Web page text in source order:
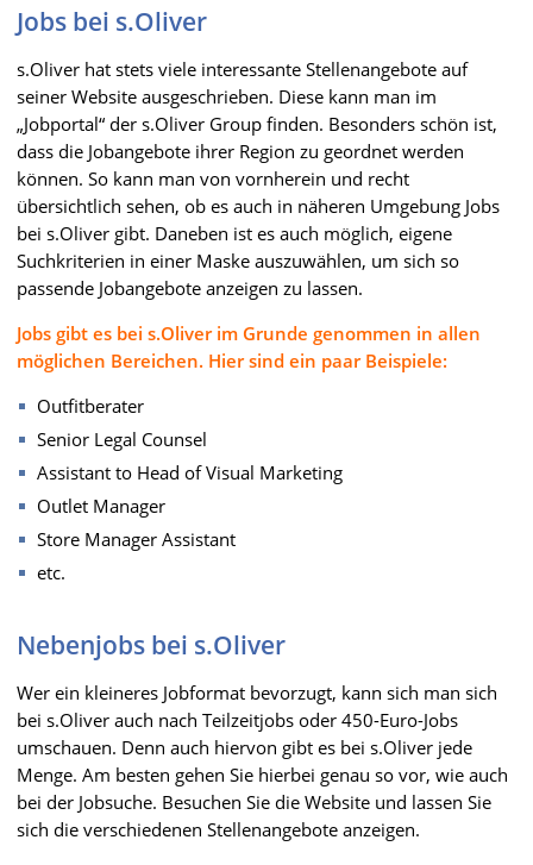
Jobs bei s.Oliver
s.Oliver hat stets viele interessante Stellenangebote auf
seiner Website ausgeschrieben. Diese kann man im
„Jobportal“ der s.Oliver Group finden. Besonders schön ist,
dass die Jobangebote ihrer Region zu geordnet werden
können. So kann man von vornherein und recht
übersichtlich sehen, ob es auch in näheren Umgebung Jobs
bei s.Oliver gibt. Daneben ist es auch möglich, eigene
Suchkriterien in einer Maske auszuwählen, um sich so
passende Jobangebote anzeigen zu lassen.
Jobs gibt es bei s.Oliver im Grunde genommen in allen
möglichen Bereichen. Hier sind ein paar Beispiele:
Outfitberater
Senior Legal Counsel
Assistant to Head of Visual Marketing
Outlet Manager
Store Manager Assistant
etc.
Nebenjobs bei s.Oliver
Wer ein kleineres Jobformat bevorzugt, kann sich man sich
bei s.Oliver auch nach Teilzeitjobs oder 450-Euro-Jobs
umschauen. Denn auch hiervon gibt es bei s.Oliver jede
Menge. Am besten gehen Sie hierbei genau so vor, wie auch
bei der Jobsuche. Besuchen Sie die Website und lassen Sie
sich die verschiedenen Stellenangebote anzeigen.